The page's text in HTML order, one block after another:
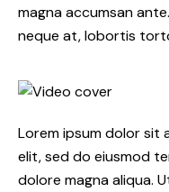
magna accumsan
neque at, lobortis
Lorem ipsum dolor sit
elit, sed do eiusmod
dolore magna aliqua.